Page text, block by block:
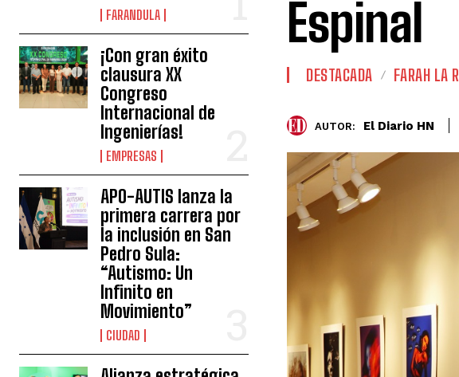
FARANDULA
¡Con gran éxito
clausura XX
Congreso
Internacional de
Ingenierías!
EMPRESAS
APO-AUTIS lanza la
primera carrera por
la inclusión en San
Pedro Sula:
“Autismo: Un
Infinito en
Movimiento”
CIUDAD
Espinal
DESTACADA FARAH LA
AUTOR: El Diario HN